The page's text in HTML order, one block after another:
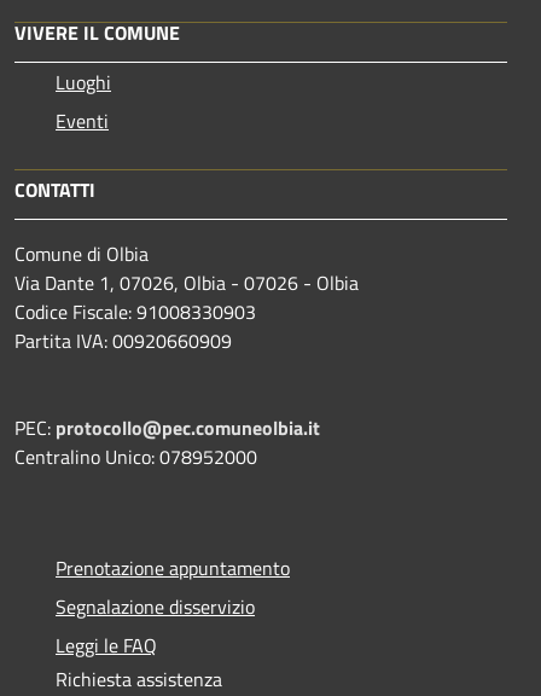
VIVERE IL COMUNE
Luoghi
Eventi
CONTATTI
Comune di Olbia
Via Dante 1, 07026, Olbia - 07026 - Olbia
Codice Fiscale: 91008330903
Partita IVA: 00920660909
PEC: protocollo@pec.comuneolbia.it
Centralino Unico: 078952000
Prenotazione appuntamento
Segnalazione disservizio
Leggi le FAQ
Richiesta assistenza